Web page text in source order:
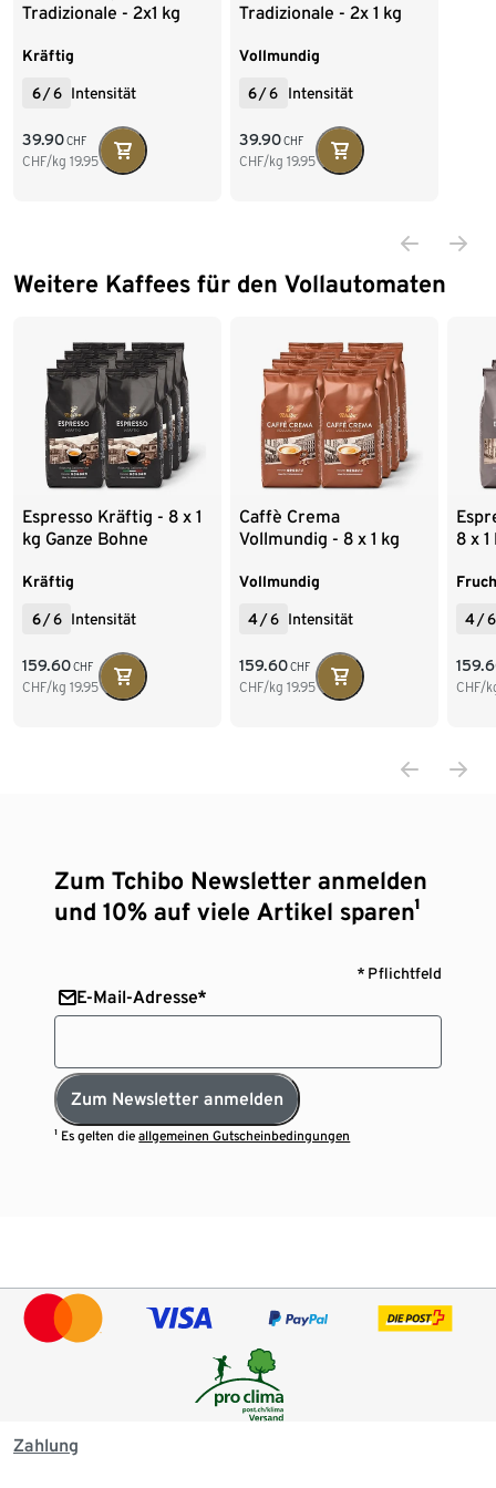
Tradizionale - 2x1 kg
Kräftig
6/6 Intensität
39.90CHF
CHF/kg 19.95
Tradizionale - 2x 1 kg
Vollmundig
6/6 Intensität
39.90CHF
CHF/kg 19.95
Weitere Kaffees für den Vollautomaten
Espresso Kräftig - 8 x 1
kg Ganze Bohne
Kräftig
6/6 Intensität
159.60CHF
CHF/kg 19.95
Caffè Crema
Vollmundig - 8 x 1 kg
Vollmundig
4/6 Intensität
159.60CHF
CHF/kg 19.95
8 x
4/6
CHF/
Ende der Auflistung
Zum Tchibo Newsletter anmelden
und 10% auf viele Artikel sparen¹
* Pflichtfeld
E-Mail-Adresse*
Zum Newsletter anmelden
¹ Es gelten dieallgemeinen Gutscheinbedingungen
Zahlung